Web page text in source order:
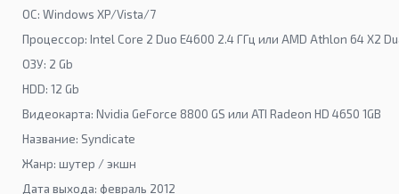
ОС: Windows XP/Vista/7
Процессор: Intel Core 2 Duo E4600 2.4 ГГц или AMD Athlon 64 X2
ОЗУ: 2 Gb
HDD: 12 Gb
Видеокарта: Nvidia GeForce 8800 GS или ATI Radeon HD 4650 1GB
Название: Syndicate
Жанр: шутер / экшн
Дата выхода: февраль 2012